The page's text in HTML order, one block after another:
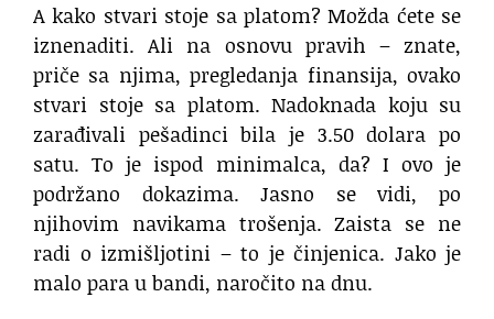
A kako stvari stoje sa platom? Možda ćete se
iznenaditi. Ali na osnovu pravih – znate,
priče sa njima, pregledanja finansija, ovako
stvari stoje sa platom. Nadoknada koju su
zarađivali pešadinci bila je 3.50 dolara po
satu. To je ispod minimalca, da? I ovo je
podržano dokazima. Jasno se vidi, po
njihovim navikama trošenja. Zaista se ne
radi o izmišljotini – to je činjenica. Jako je
malo para u bandi, naročito na dnu.